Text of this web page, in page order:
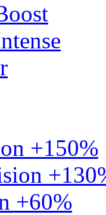
+150%
+60%